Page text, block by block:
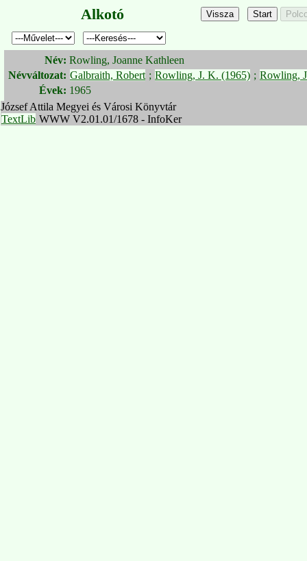
Alkotó
Név: Rowling, Joanne Kathleen
Névváltozat: Galbraith, Robert ; Rowling, J. K. (1965) ; Rowling,
Évek: 1965
József Attila Megyei és Városi Könyvtár
TextLib WWW V2.01.01/1678 - InfoKer